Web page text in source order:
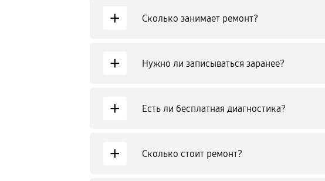
+ Сколько занимает ремонт?
+ Нужно ли записываться заранее?
+ Есть ли бесплатная диагностика?
+ Сколько стоит ремонт?